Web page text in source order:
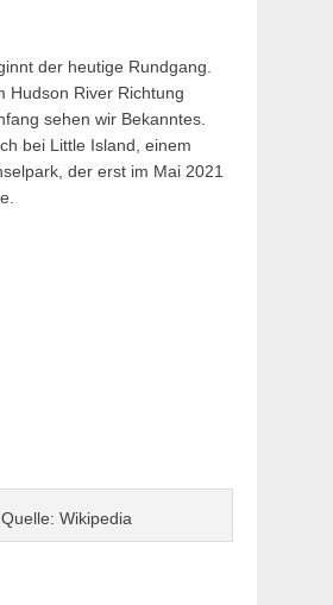
der heutige Rundgang.
Hudson River Richtung
sehen wir Bekanntes.
bei Little Island, einem
der erst im Mai 2021
Quelle: Wikipedia